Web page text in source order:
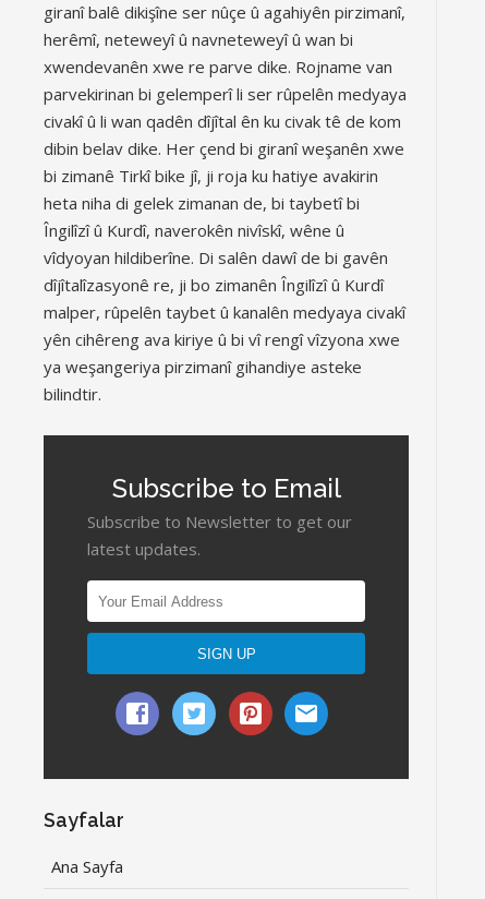
giranî balê dikişîne ser nûçe û agahiyên pirzimanî,
herêmî, neteweyî û navneteweyî û wan bi
xwendevanên xwe re parve dike. Rojname van
parvekirinan bi gelemperî li ser rûpelên medyaya
civakî û li wan qadên dîjîtal ên ku civak tê de kom
dibin belav dike. Her çend bi giranî weşanên xwe
bi zimanê Tirkî bike jî, ji roja ku hatiye avakirin
heta niha di gelek zimanan de, bi taybetî bi
Îngilîzî û Kurdî, naverokên nivîskî, wêne û
vîdyoyan hildiberîne. Di salên dawî de bi gavên
dîjîtalîzasyonê re, ji bo zimanên Îngilîzî û Kurdî
malper, rûpelên taybet û kanalên medyaya civakî
yên cihêreng ava kiriye û bi vî rengî vîzyona xwe
ya weşangeriya pirzimanî gihandiye asteke
bilindtir.
Subscribe to Email
Subscribe to Newsletter to get our
latest updates.
Sayfalar
Ana Sayfa